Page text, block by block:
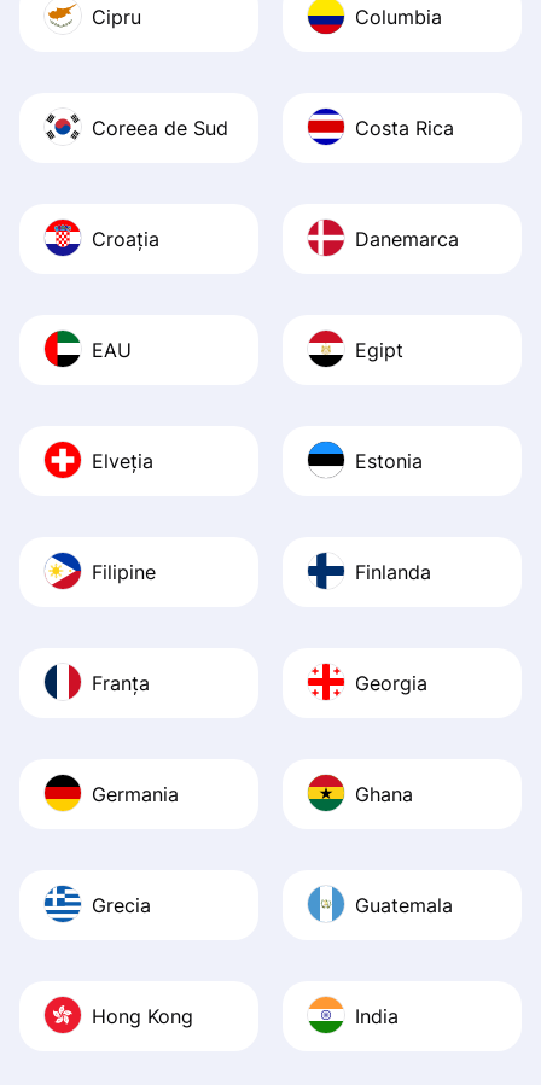
Cipru Columbia
Coreea de Sud Costa Rica
Croația Danemarca
EAU Egipt
Elveția Estonia
Filipine Finlanda
Franța Georgia
Germania Ghana
Grecia Guatemala
Hong Kong India